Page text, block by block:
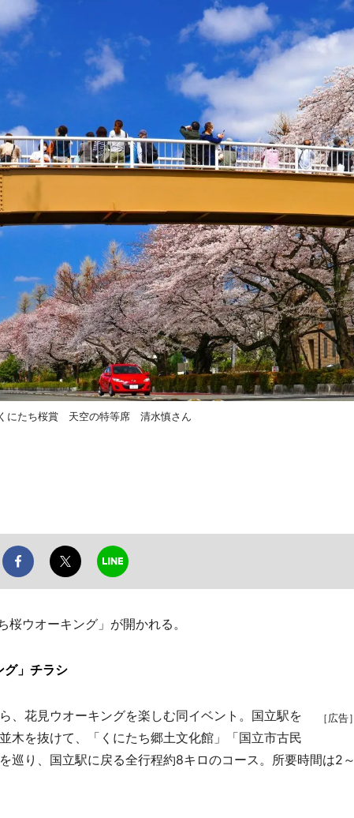
にたち桜賞 天空の特等席 清水慎さん
ウオーキング」が開かれる。
」チラシ
［広告］
、花見ウオーキングを楽しむ同イベント。国立駅を
木を抜けて、「くにたち郷土文化館」「国立市古民
巡り、国立駅に戻る全行程約8キロのコース。所要時間は2～